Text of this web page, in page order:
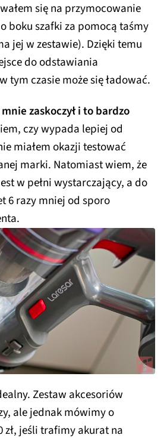
się na przymocowanie
boku szafki za pomocą taśmy
jej w zestawie). Dzięki temu
do odstawiania
tym czasie może się ładować.
zaskoczył i to bardzo
czy wypada lepiej od
miałem okazji testować
marki. Natomiast wiem, że
w pełni wystarczający, a do
6 razy mniej od sporo
Zestaw akcesoriów
ale jednak mówimy o
zł, jeśli trafimy akurat na